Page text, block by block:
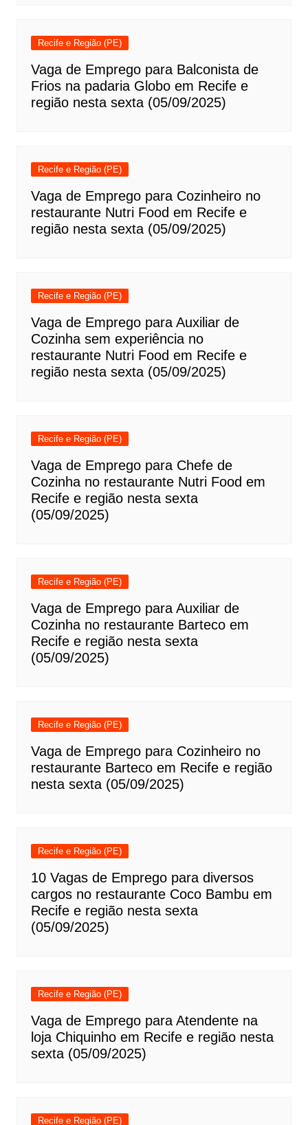
Recife e Região (PE)
Vaga de Emprego para Balconista de
Frios na padaria Globo em Recife e
região nesta sexta (05/09/2025)
Recife e Região (PE)
Vaga de Emprego para Cozinheiro no
restaurante Nutri Food em Recife e
região nesta sexta (05/09/2025)
Recife e Região (PE)
Vaga de Emprego para Auxiliar de
Cozinha sem experiência no
restaurante Nutri Food em Recife e
região nesta sexta (05/09/2025)
Recife e Região (PE)
Vaga de Emprego para Chefe de
Cozinha no restaurante Nutri Food em
Recife e região nesta sexta
(05/09/2025)
Recife e Região (PE)
Vaga de Emprego para Auxiliar de
Cozinha no restaurante Barteco em
Recife e região nesta sexta
(05/09/2025)
Recife e Região (PE)
Vaga de Emprego para Cozinheiro no
restaurante Barteco em Recife e região
nesta sexta (05/09/2025)
Recife e Região (PE)
10 Vagas de Emprego para diversos
cargos no restaurante Coco Bambu em
Recife e região nesta sexta
(05/09/2025)
Recife e Região (PE)
Vaga de Emprego para Atendente na
loja Chiquinho em Recife e região nesta
sexta (05/09/2025)
Recife e Região (PE)